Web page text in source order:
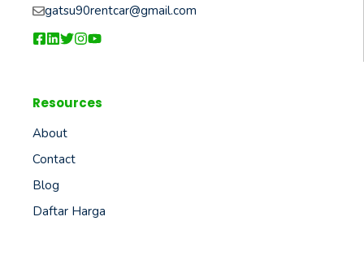
gatsu90rentcar@gmail.com
Resources
About
Contact
Blog
Daftar Harga